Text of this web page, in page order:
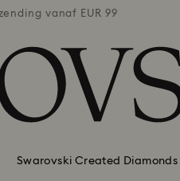
vanaf EUR 99 Gratis
Swarovski Created Diamonds